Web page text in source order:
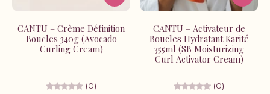
CANTU – Crème Définition
Boucles 340g (Avocado
Curling Cream)
(0)
CANTU – Activateur de
Boucles Hydratant Karité
355ml (SB Moisturizing
Curl Activator Cream)
(0)